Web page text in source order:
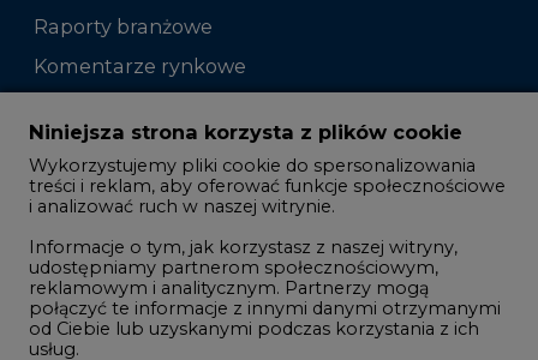
Raporty branżowe
Komentarze rynkowe
Zmiany kadrowe na rynku
Studio CIRE
Rozmowy o energetyce
Gospodarka
Geopolityka
LTE450
Niniejsza strona korzysta z plików cookie
Wykorzystujemy pliki cookie do spersonalizowania
treści i reklam, aby oferować funkcje społecznościowe
i analizować ruch w naszej witrynie.
Informacje o tym, jak korzystasz z naszej witryny,
udostępniamy partnerom społecznościowym,
reklamowym i analitycznym. Partnerzy mogą
połączyć te informacje z innymi danymi otrzymanymi
od Ciebie lub uzyskanymi podczas korzystania z ich
usług.